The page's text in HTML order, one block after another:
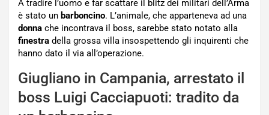
A tradire l’uomo e far scattare il blitz dei militari dell’Arma
è stato un barboncino. L’animale, che apparteneva ad una
donna che incontrava il boss, sarebbe stato notato alla
finestra della grossa villa insospettendo gli inquirenti che
hanno dato il via all’operazione.
Giugliano in Campania, arrestato il
boss Luigi Cacciapuoti: tradito da